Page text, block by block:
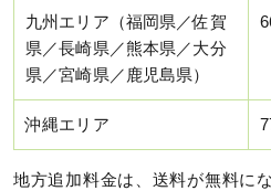
九州エリア（福岡県／佐賀
県／長崎県／熊本県／大分
県／宮崎県／鹿児島県）
沖縄エリア
地方追加料金は、送料が無料に